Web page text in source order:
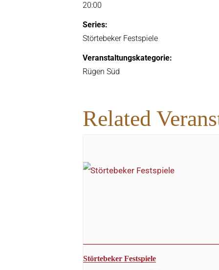
20:00
Series:
Störtebeker Festspiele
Veranstaltungskategorie:
Rügen Süd
Related
Störtebeker Festspiele